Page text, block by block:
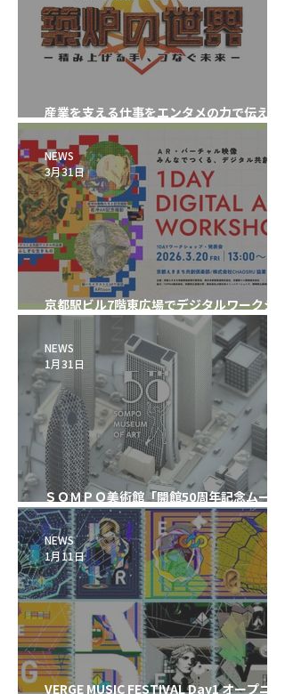
産業を支える仕事をエンタメの力で伝える
炉VR
京都駅ビル7階東広場でデジタルワークショ
ップを開催
NEWS
3月31日
ＳＯＭＰＯ美術館「開館50周年記念ムービ
ー」制作
NEWS
1月31日
VERGE MUSIC FESTIVAL Day1 オープニン
NEWS
1月11日